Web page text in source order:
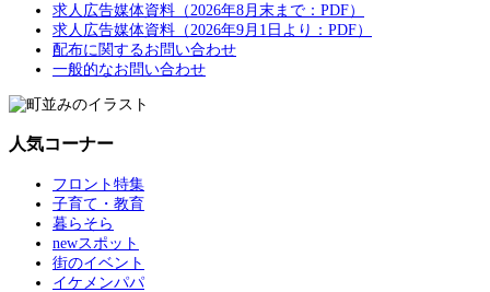
求人広告媒体資料（2026年8月末まで：PDF）
求人広告媒体資料（2026年9月1日より：PDF）
配布に関するお問い合わせ
一般的なお問い合わせ
人気コーナー
フロント特集
子育て・教育
暮らそら
newスポット
街のイベント
イケメンパパ